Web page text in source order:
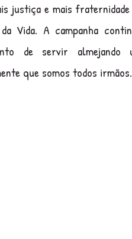
justiça e mais
da Vida. A campanha
de servir almejando
que somos todos irmãos.